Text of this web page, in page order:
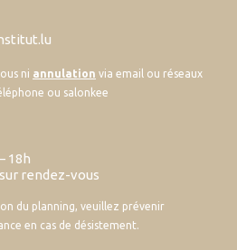
ni annulation via email ou réseaux
ou salonkee
18h
rendez-vous
du planning, veuillez prévenir
en cas de désistement.